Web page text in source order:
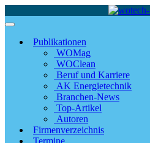
Publikationen
WOMag
WOClean
Beruf und Karriere
AK Energietechnik
Branchen-News
Top-Artikel
Autoren
Firmenverzeichnis
Termine